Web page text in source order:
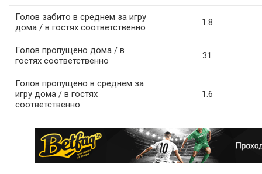
Голов забито в среднем за игру
дома / в гостях соответственно
1.8
Голов пропущено дома / в
гостях соответственно
31
Голов пропущено в среднем за
игру дома / в гостях
соответственно
1.6